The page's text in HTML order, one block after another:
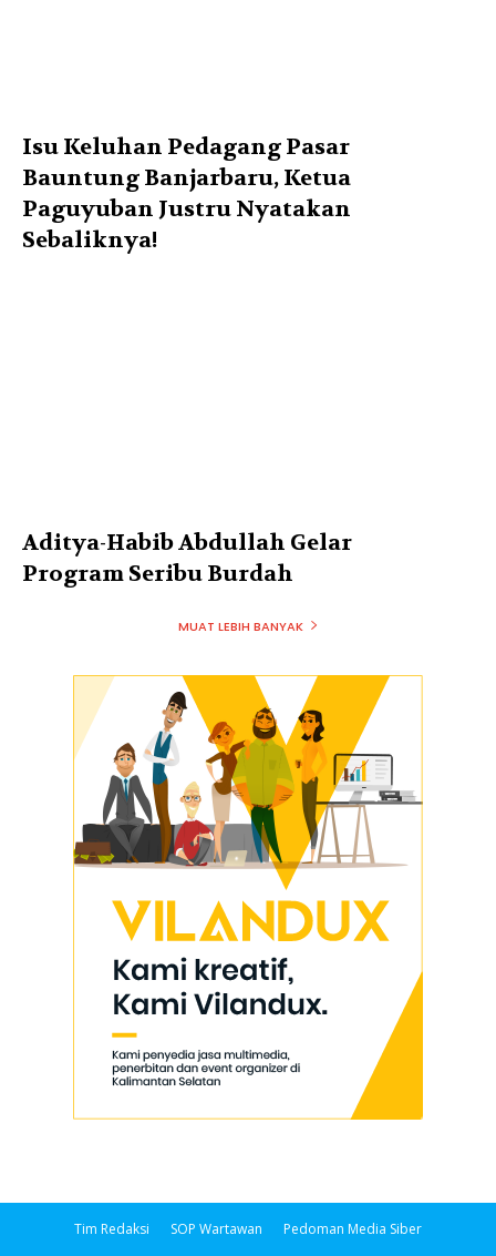
Isu Keluhan Pedagang Pasar
Bauntung Banjarbaru, Ketua
Paguyuban Justru Nyatakan
Sebaliknya!
Aditya-Habib Abdullah Gelar
Program Seribu Burdah
MUAT LEBIH BANYAK
Tim Redaksi SOP Wartawan Pedoman Media Siber